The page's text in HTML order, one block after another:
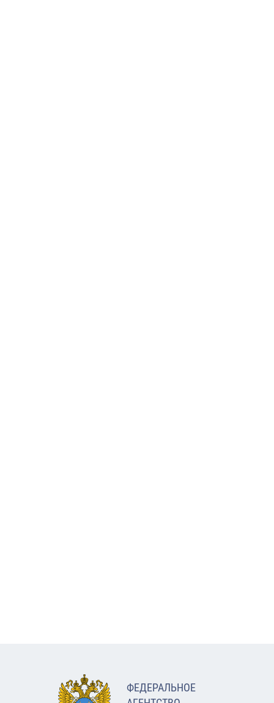
ФЕДЕРАЛЬНОЕ